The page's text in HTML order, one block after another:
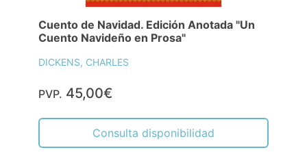
Cuento de Navidad. Edición Anotada "Un
Cuento Navideño en Prosa"
DICKENS, CHARLES
PVP. 45,00€
Consulta disponibilidad